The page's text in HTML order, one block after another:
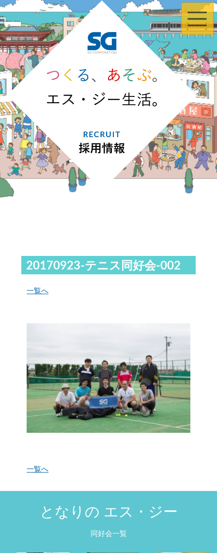
20170923-テニス同好会-002
一覧へ
一覧へ
となりの エス・ジー
同好会一覧